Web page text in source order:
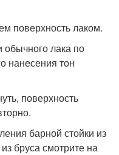
поверхность лаком.
лака по
нанесения тон
поверхность
барной стойки из
бруса смотрите на